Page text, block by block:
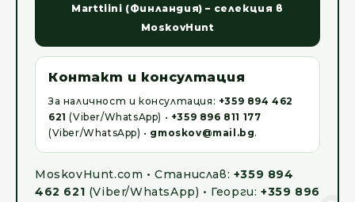
Marttiini (Финландия) – селекция в
MoskovHunt
Контакт и консултация
За наличност и консултация: +359 894 462
621 (Viber/WhatsApp) • +359 896 811 177
(Viber/WhatsApp) • gmoskov@mail.bg.
MoskovHunt.com • Станислав: +359 894
462 621 (Viber/WhatsApp) • Георги:+359 896